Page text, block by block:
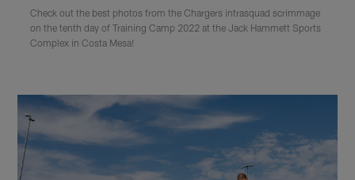
Check out the best photos from the Chargers intrasquad scrimmage
on the tenth day of Training Camp 2022 at the Jack Hammett Sports
Complex in Costa Mesa!